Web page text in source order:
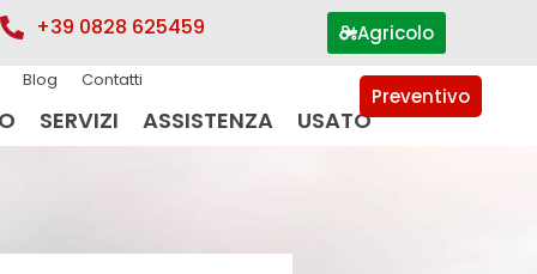
+39 0828 625459 Agricolo
Blog Contatti
SERVIZI ASSISTENZA USATO
Preventivo